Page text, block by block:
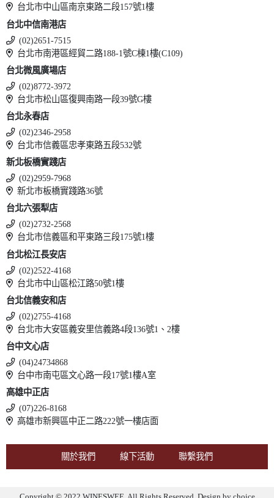
台北市中山區南京東路二段157號1樓
台北中信南港店
(02)2651-7515
台北市南港區經貿二路188-1號C棟1樓(C109)
台北微風廣場店
(02)8772-3972
台北市松山區復興南路一段39號G樓
台北永春店
(02)2346-2958
台北市信義區忠孝東路五段532號
新北板橋實踐店
(02)2959-7968
新北市板橋實踐路36號
台北六張犁店
(02)2732-2568
台北市信義區和平東路三段175號1樓
台北松江長安店
(02)2522-4168
台北市中山區松江路50號1樓
台北信義安和店
(02)2755-4168
台北市大安區義安里信義路4段136號1、2樓
台中文心店
(04)24734868
台中市南屯區文心路一段17號1樓A室
高雄中正店
(07)226-8168
高雄市新興區中正二路222號一樓店面
關於我們 線下活動 聯繫我們